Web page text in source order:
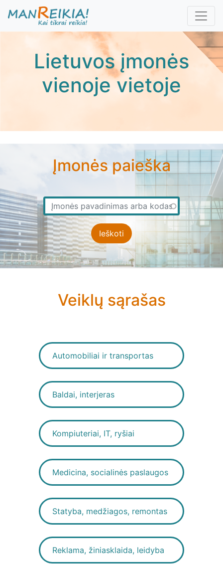
pagrindinį
Lietuvos įmonės
vienoje vietoje
Įmonės paieška
Veiklų sąrašas
Automobiliai ir transportas
Baldai, interjeras
Kompiuteriai, IT, ryšiai
Medicina, socialinės paslaugos
Statyba, medžiagos, remontas
Reklama, žiniasklaida, leidyba